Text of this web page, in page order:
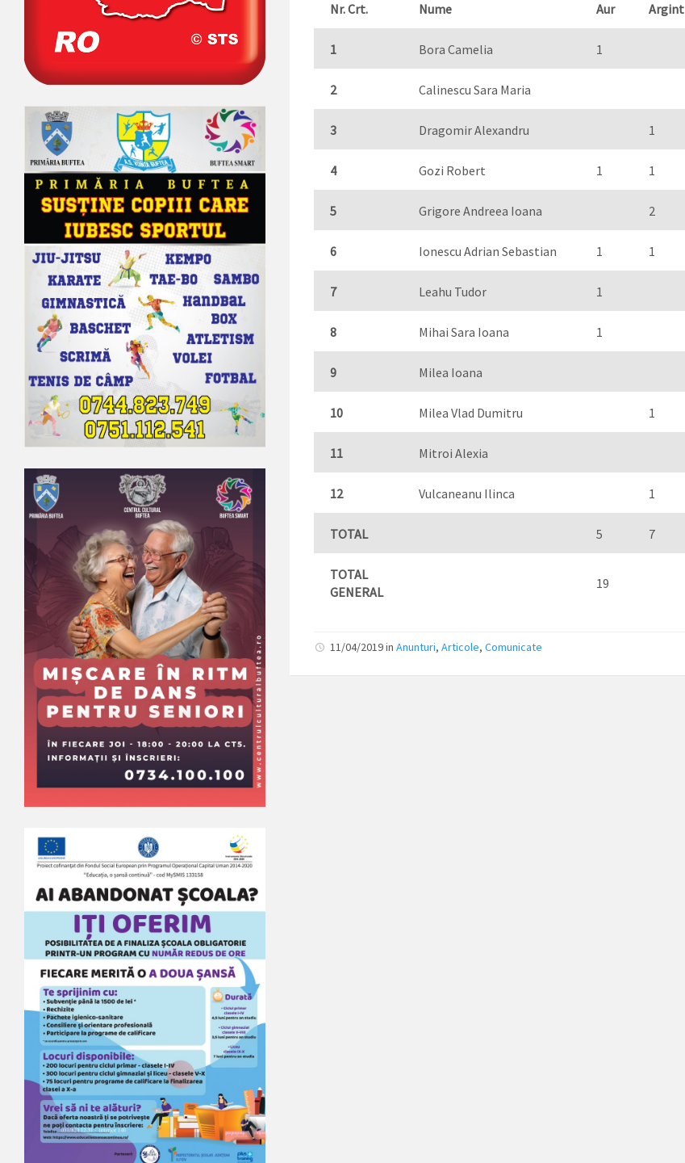
Nr. Crt. Nume Aur Argint
1 Bora Camelia 1
2 Calinescu Sara Maria
3 Dragomir Alexandru 1
4 Gozi Robert 1 1
5 Grigore Andreea Ioana 2
6 Ionescu Adrian Sebastian 1 1
7 Leahu Tudor 1
8 Mihai Sara Ioana 1
9 Milea Ioana
10 Milea Vlad Dumitru 1
11 Mitroi Alexia
12 Vulcaneanu Ilinca 1
TOTAL 5 7
TOTAL
GENERAL
19
11/04/2019in Anunturi, Articole, Comunicate